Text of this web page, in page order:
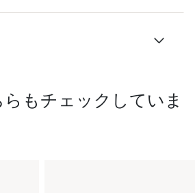
もチェックしていま